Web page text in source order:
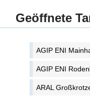
Geöffnete
AGIP ENI
AGIP ENI
ARAL